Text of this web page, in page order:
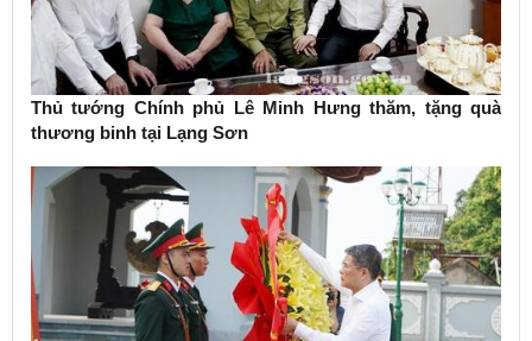
Thủ tướng Chính phủ Lê Minh Hưng thăm, tặng quà
thương binh tại Lạng Sơn